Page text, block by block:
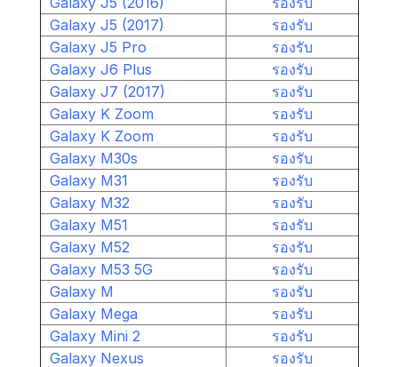
Galaxy J5 (2017)
รองรับ
Galaxy J5 Pro
รองรับ
Galaxy J6 Plus
รองรับ
Galaxy J7 (2017)
รองรับ
Galaxy K Zoom
รองรับ
Galaxy K Zoom
รองรับ
Galaxy M30s
รองรับ
Galaxy M31
รองรับ
Galaxy M32
รองรับ
Galaxy M51
รองรับ
Galaxy M52
รองรับ
Galaxy M53 5G
รองรับ
Galaxy M
รองรับ
Galaxy Mega
รองรับ
Galaxy Mini 2
รองรับ
Galaxy Nexus
รองรับ